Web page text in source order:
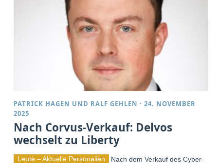
PATRICK HAGEN UND RALF GEHLEN ·24. NOVEMBER
2025
Nach Corvus-Verkauf: Delvos
wechselt zu Liberty
Leute – Aktuelle Personalien
Nach dem Verkauf des Cyber-